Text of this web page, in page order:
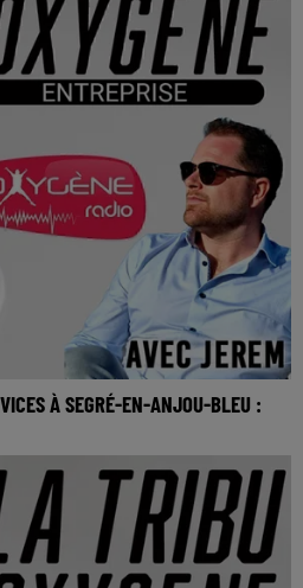
À SEGRÉ-EN-ANJOU-BLEU :
à Segré-en-Anjou-Bleu : Cyril